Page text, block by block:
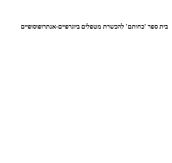
בית ספר 'כחותם' להכשרת מטפלים ביוגרפיים-אנתרופוסופיים